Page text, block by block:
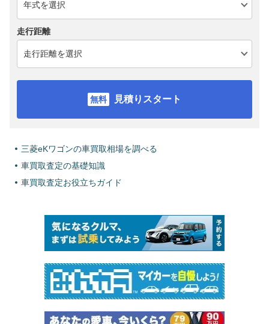
走行距離
見積りスタート
三菱eKワゴンの車買取相場を調べる
車買取査定の基礎知識
車買取査定お役立ちガイド